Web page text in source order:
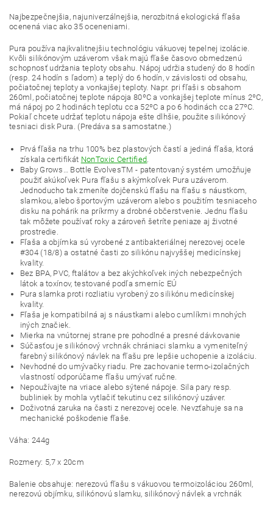
Najbezpečnejšia, najuniverzálnejšia, nerozbitná ekologická fľaša
ocenená viac ako 35 oceneniami.
Pura používa najkvalitnejšiu technológiu vákuovej tepelnej izolácie.
Kvôli silikónovým uzáverom však majú fľaše časovo obmedzenú
schopnosť udržania teploty obsahu. Nápoj udržia studený do 8 hodín
(resp. 24 hodín s ľadom) a teplý do 6 hodín, v závislosti od obsahu,
počiatočnej teploty a vonkajšej teploty. Napr. pri fľaši s obsahom
260ml, počiatočnej teplote nápoja 80ºC a vonkajšej teplote mínus 2ºC,
má nápoj po 2 hodinách teplotu cca 52ºC a po 6 hodinách cca 27ºC.
Pokiaľ chcete udržať teplotu nápoja ešte dlhšie, použite silikónový
tesniaci disk Pura. (Predáva sa samostatne.)
Prvá fľaša na trhu 100% bez plastových častí a jediná fľaša, ktorá
získala certifikát NonToxic Certified.
Baby Grows… Bottle EvolvesTM - patentovaný systém umožňuje
použiť akúkoľvek Pura fľašu s akýmkoľvek Pura uzáverom.
Jednoducho tak zmeníte dojčenskú fľašu na fľašu s náustkom,
slamkou, alebo športovým uzáverom alebo s použitím tesniaceho
disku na pohárik na príkrmy a drobné občerstvenie. Jednu fľašu
tak môžete používať roky a zároveň šetríte peniaze aj životné
prostredie.
Fľaša a objímka sú vyrobené z antibakteriálnej nerezovej ocele
#304 (18/8) a ostatné časti zo silikónu najvyššej medicínskej
kvality.
Bez BPA, PVC, ftalátov a bez akýchkoľvek iných nebezpečných
látok a toxínov, testované podľa smerníc EÚ
Pura slamka proti rozliatiu vyrobený zo silikónu medicínskej
kvality.
Fľaša je kompatibilná aj s náustkami alebo cumlíkmi mnohých
iných značiek.
Mierka na vnútornej strane pre pohodlné a presné dávkovanie
Súčasťou je silikónový vrchnák chrániaci slamku a vymeniteľný
farebný silikónový návlek na fľašu pre lepšie uchopenie a izoláciu.
Nevhodné do umývačky riadu. Pre zachovanie termo-izolačných
vlastností odporúčame fľašu umývať ručne.
Nepoužívajte na vriace alebo sýtené nápoje. Sila pary resp.
bubliniek by mohla vytlačiť tekutinu cez silikónový uzáver.
Doživotná zaruka na časti z nerezovej ocele. Nevzťahuje sa na
mechanické poškodenie fľaše.
Váha: 244g
Rozmery: 5,7 x 20cm
Balenie obsahuje: nerezovú fľašu s vákuovou termoizoláciou 260ml,
nerezovú objímku, silikónovú slamku, silikónový návlek a vrchnák